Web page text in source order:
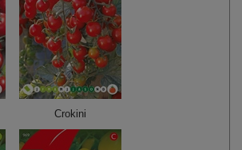
Crokini